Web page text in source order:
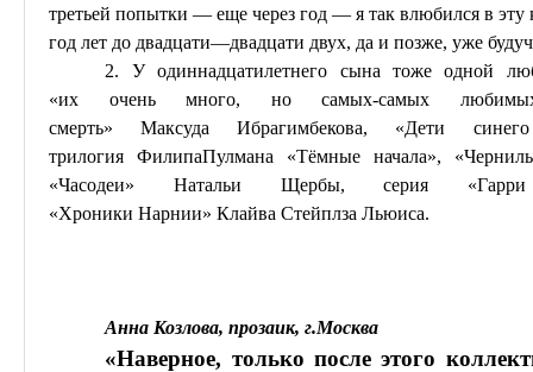
третьей попытки — еще через год — я так влюбился в
год лет до двадцати—двадцати двух, да и позже, уже
2. У одиннадцатилетнего сына тоже одной
«их очень много, но самых-самых
смерть»Максуда Ибрагимбекова, «Дети синего
трилогия ФилипаПулмана «Тёмные начала»,
«Часодеи» Натальи Щербы, серия
«Хроники Нарнии» Клайва Стейплза Льюиса.
Анна Козлова, прозаик, г.Москва
«Наверное, только после этого